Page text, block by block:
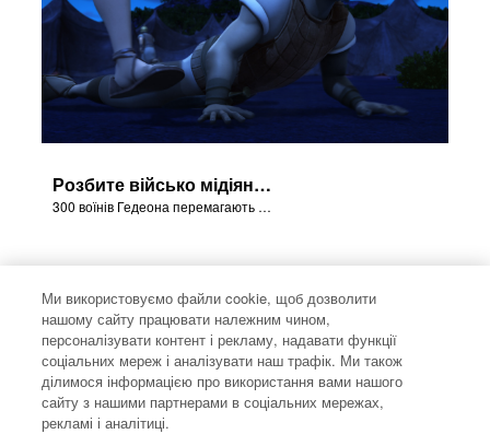
Розбите військо мідіянітян
300 воїнів Гедеона перемагають мідіянітян із Божою допомогою.
Ми використовуємо файли cookie, щоб дозволити
нашому сайту працювати належним чином,
персоналізувати контент і рекламу, надавати функції
соціальних мереж і аналізувати наш трафік. Ми також
ділимося інформацією про використання вами нашого
сайту з нашими партнерами в соціальних мережах,
рекламі і аналітиці.